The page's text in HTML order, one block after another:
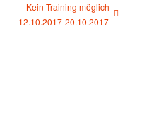
Kein Training möglich
12.10.2017-20.10.2017